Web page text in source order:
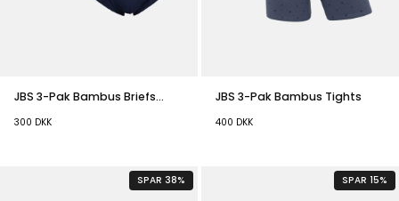
JBS 3-Pak Bambus Briefs
300 DKK
JBS 3-Pak Bambus Tights
400 DKK
SPAR 38% SPAR 15%